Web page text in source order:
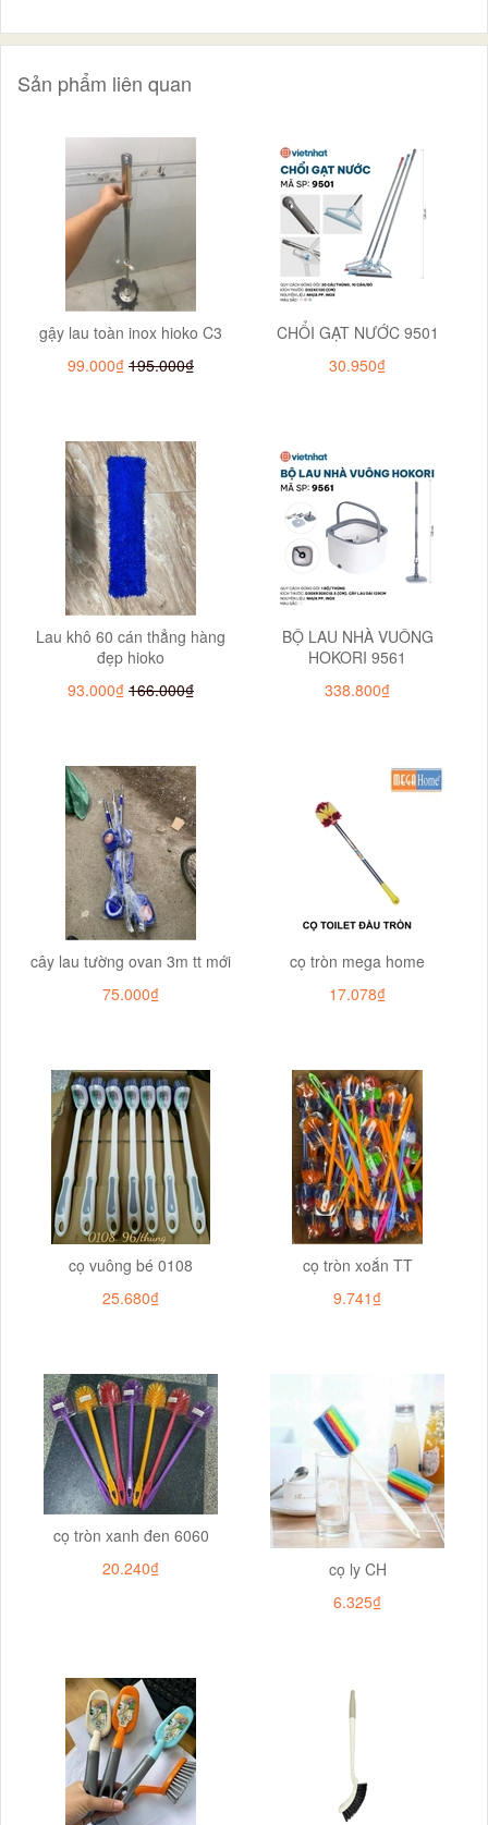
Sản phẩm liên quan
gậy lau toàn inox hioko C3
99.000₫ 195.000₫
CHỔI GẠT NƯỚC 9501
30.950₫
Lau khô 60 cán thẳng hàng
đẹp hioko
93.000₫ 166.000₫
BỘ LAU NHÀ VUÔNG
HOKORI 9561
338.800₫
cây lau tường ovan 3m tt mới
75.000₫
cọ tròn mega home
17.078₫
cọ vuông bé 0108
25.680₫
cọ tròn xoắn TT
9.741₫
cọ tròn xanh đen 6060
20.240₫
cọ ly CH
6.325₫